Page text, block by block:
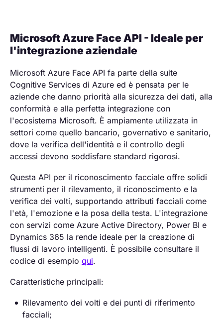
Microsoft Azure Face API - Ideale per
l'integrazione aziendale
Microsoft Azure Face API fa parte della suite
Cognitive Services di Azure ed è pensata per le
aziende che danno priorità alla sicurezza dei dati, alla
conformità e alla perfetta integrazione con
l'ecosistema Microsoft. È ampiamente utilizzata in
settori come quello bancario, governativo e sanitario,
dove la verifica dell'identità e il controllo degli
accessi devono soddisfare standard rigorosi.
Questa API per il riconoscimento facciale offre solidi
strumenti per il rilevamento, il riconoscimento e la
verifica dei volti, supportando attributi facciali come
l'età, l'emozione e la posa della testa. L'integrazione
con servizi come Azure Active Directory, Power BI e
Dynamics 365 la rende ideale per la creazione di
flussi di lavoro intelligenti. È possibile consultare il
codice di esempio qui.
Caratteristiche principali:
Rilevamento dei volti e dei punti di riferimento
facciali;